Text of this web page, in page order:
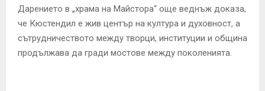
Дарението в „храма на Майстора“ още веднъж доказа,
че Кюстендил е жив център на култура и духовност, а
сътрудничеството между творци, институции и община
продължава да гради мостове между поколенията.